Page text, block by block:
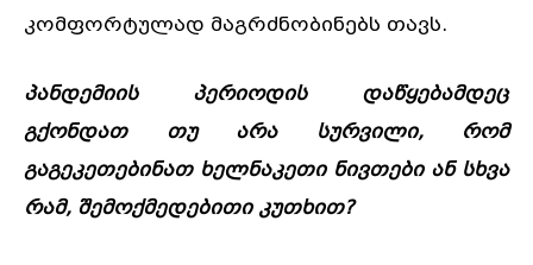
კომფორტულად მაგრძნობინებს თავს.
პანდემიის პერიოდის დაწყებამდეც
გქონდათ თუ არა სურვილი, რომ
გაგეკეთებინათ ხელნაკეთი ნივთები ან სხვა
რამ, შემოქმედებითი კუთხით?